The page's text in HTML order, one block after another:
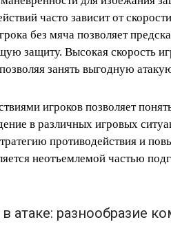
часто зависит от
без мяча позволяет
защиту. Высокая скорость
занять выгодную
игроков позволяет
в различных игровых
противодействия и
неотъемлемой частью
атаке: разнообразие